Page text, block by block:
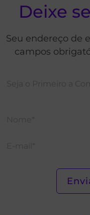
Deixe
Seu endereço de
campos